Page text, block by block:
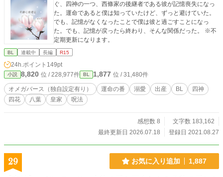
ぐ、四神の一つ、西條家の後継者である彼が記憶喪失になっ
た。運命であると僕は知っていたけど、ずっと避けていた。
でも、記憶がなくなったことで僕は彼と過ごすことになっ
た。でも、記憶が戻ったら終わり、そんな関係だった。 ※不
定期更新になります。
BL 連載中 長編 R15
24h.ポイント 149pt
小説 8,820 位 / 228,977件 BL 1,877 位 / 31,480件
オメガバース（独自設定有り） 運命の番 溺愛 出産 BL
四神
四花
八葉 皇家 呪法
感想数 8
文字数 183,162
最終更新日 2026.07.18
登録日 2021.08.27
29 お気に入り追加 1,887